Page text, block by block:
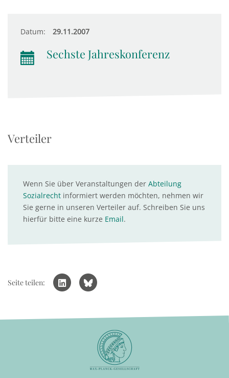
Datum: 29.11.2007
Sechste Jahreskonferenz
Verteiler
Wenn Sie über Veranstaltungen der Abteilung
Sozialrecht informiert werden möchten, nehmen wir
Sie gerne in unseren Verteiler auf. Schreiben Sie uns
hierfür bitte eine kurze Email.
Seite teilen: